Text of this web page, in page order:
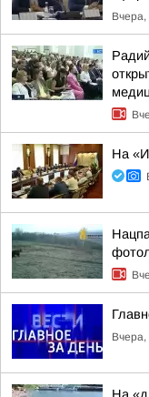
Вчера,
На
Вчера,